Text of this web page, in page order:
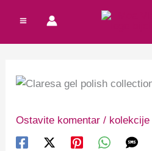
sadržaj
Ostavite komentar / kolekcije
Total: